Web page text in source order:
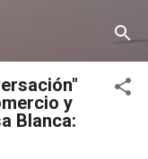
y
Blanca: